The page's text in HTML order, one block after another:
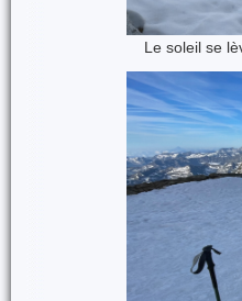
Le soleil se